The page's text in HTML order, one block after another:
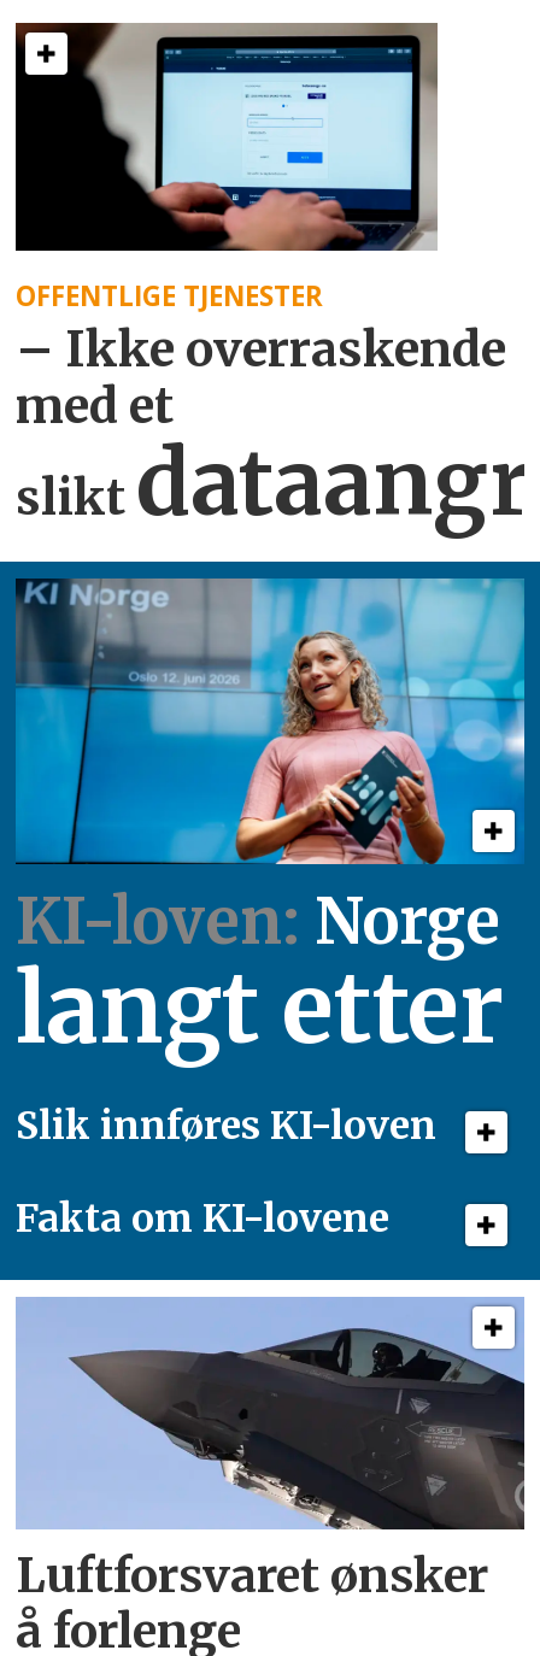
OFFENTLIGE TJENESTER
– Ikke overraskende
med et
slikt
KI-loven: Norge
langt etter
Slik innføres KI-loven
Fakta om KI-lovene
Luftforsvaret ønsker
å forlenge